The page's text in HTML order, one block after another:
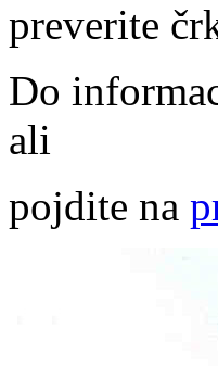
preverite
Do
ali
pojdite na